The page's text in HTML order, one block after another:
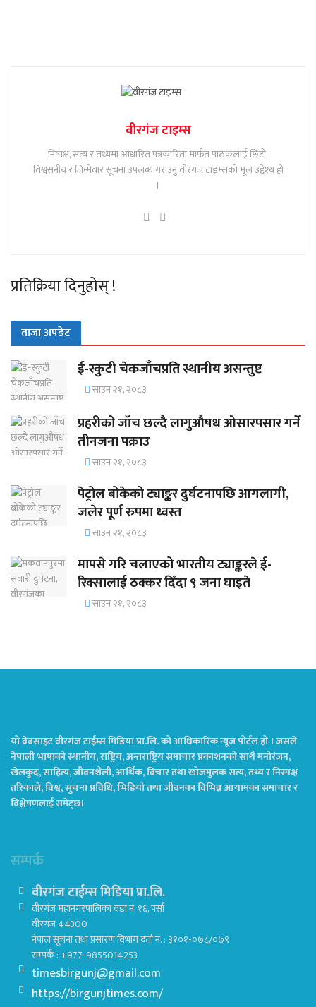
वीरगंज टाइम्स
निष्पक्ष, सत्य र तथ्यमा आधारित पत्रकारिता मार्फत पाठकलाई छिटो,
विश्वसनीय र जिम्मेवार सूचना उपलब्ध गराउनु वीरगंज टाइम्सको मूल उद्देश्य हो
।
प्रतिक्रिया दिनुहोस् !
ताजा अपडेट
ई-स्कुटी चेकजाँचप्रति स्थानीय असन्तुष्ट
साउन २१, २०८३
प्रहरीको जाँच छल्दै लागुऔषध ओसारपसार गर्ने
तीनजना पक्राउ
साउन २१, २०८३
पेट्रोल बोकेको ट्याङ्कर दुर्घटनापछि आगलागी,
जलेर पूर्ण रुपमा ध्वस्त
साउन २१, २०८३
मापसे गरि चलाएको भारतीय ट्याङ्करले ई-
रिक्सालाई ठक्कर दिँदा ९ जना घाइते
साउन २१, २०८३
यो वेबसाइट वीरगंज टाईम्स मिडिया प्रा.लि. को आधिकारिक न्यूज पोर्टल हो । जसले
नेपाली भाषाको स्थानीय, राष्ट्रिय, अन्तराष्ट्रिय समाचार प्रकाशनको साथै मनोरंजन,
खेलकुद, साहित्य, जीवनशैली, आर्थिक, बिचार तथा खोजमुलक सत्य, तथ्य र निस्पक्ष
तरिकाले, विश्व, सुचना प्रविधि, भिडियो तथा जीवनका विभिन्न आयामका समाचार र
विश्लेषणलाई समेट्छ।
सम्पर्क
वीरगंज टाईम्स मिडिया प्रा.लि.
वीरगंज महानगरपालिका वडा नं. १६, पर्सा
वीरगंज 44300
नेपाल सूचना तथा प्रसारण विभाग दर्ता नं. : ३१०१-०७८/०७९
सम्पर्क : +977-9855014253
timesbirgunj@gmail.com
https://birgunjtimes.com/